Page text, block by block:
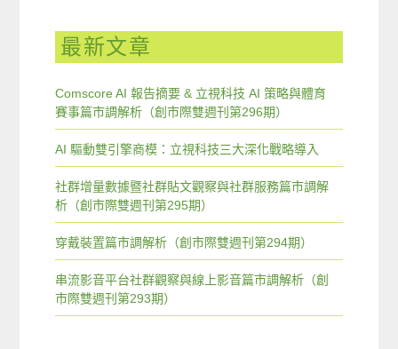
最新文章
Comscore AI 報告摘要 & 立視科技 AI 策略與體育
賽事篇市調解析（創市際雙週刊第296期）
AI 驅動雙引擎商模：立視科技三大深化戰略導入
社群增量數據暨社群貼文觀察與社群服務篇市調解
析（創市際雙週刊第295期）
穿戴裝置篇市調解析（創市際雙週刊第294期）
串流影音平台社群觀察與線上影音篇市調解析（創
市際雙週刊第293期）